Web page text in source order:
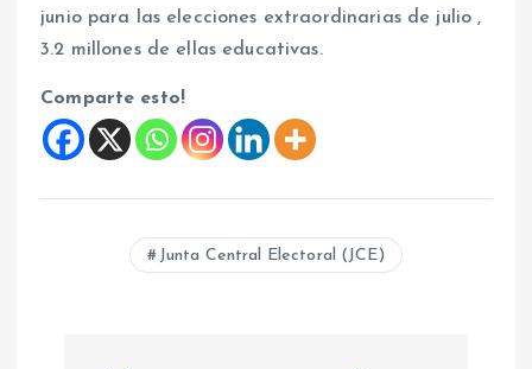
junio para las elecciones extraordinarias de julio ,
3.2 millones de ellas educativas.
Comparte esto!
Junta Central Electoral (JCE)